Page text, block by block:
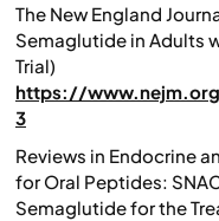
The New England
Semaglutide in Adults
Trial)
https://
3
Reviews in Endocrine
for Oral Peptides:
Semaglutide for the